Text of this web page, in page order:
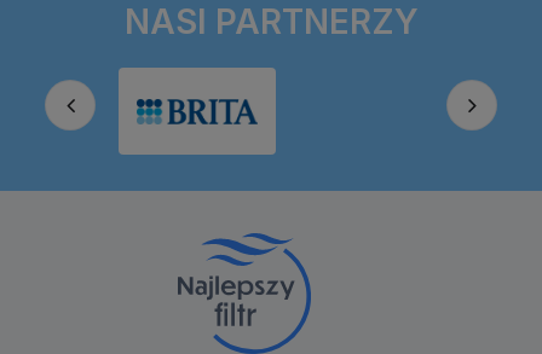
NASI PARTNERZY